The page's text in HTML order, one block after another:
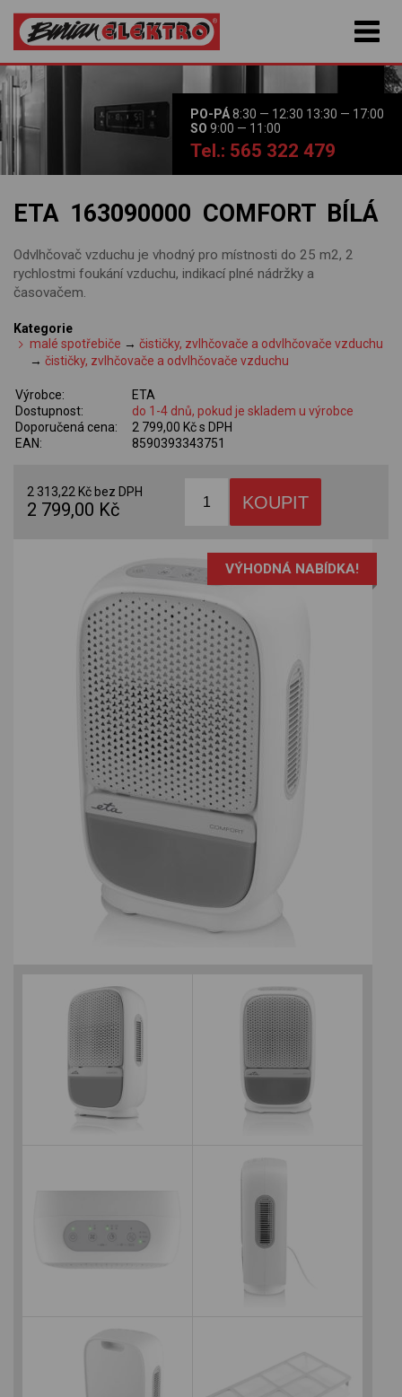
PO-PÁ8:30 — 12:30 13:30 — 17:00
SO 9:00 — 11:00
Tel.: 565 322 479
ETA 163090000 COMFORT BÍLÁ
Odvlhčovač vzduchu je vhodný pro místnosti do 25 m2, 2
rychlostmi foukání vzduchu, indikací plné nádržky a
časovačem.
Kategorie
malé spotřebiče →čističky, zvlhčovače a odvlhčovače vzduchu
→čističky, zvlhčovače a odvlhčovače vzduchu
Výrobce:
ETA
Dostupnost:
do 1-4 dnů, pokud je skladem u výrobce
Doporučená cena:
2 799,00 Kč s DPH
EAN:
8590393343751
2 313,22 Kč bez DPH
2 799,00 Kč
VÝHODNÁ NABÍDKA!